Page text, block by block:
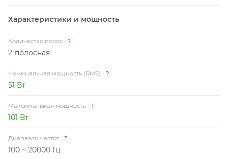
Характеристики и мощность
Количество полос ?
2-полосная
Номинальная мощность (RMS) ?
51 Вт
Максимальная мощность ?
101 Вт
Диапазон частот ?
100 ~ 20000 Гц